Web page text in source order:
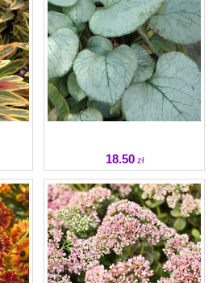
18.50 zł